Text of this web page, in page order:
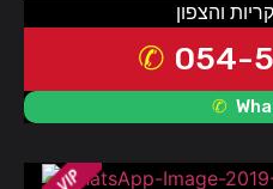
והצפון
054-